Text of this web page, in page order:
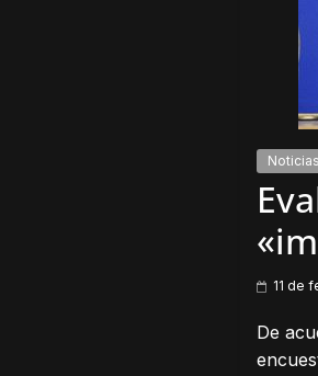
Noticias
11 de
De